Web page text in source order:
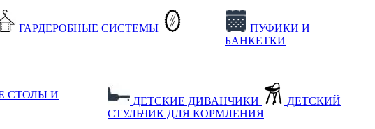
ГАРДЕРОБНЫЕ СИСТЕМЫ
ПУФИКИ И
БАНКЕТКИ
СТОЛЫ И
ДЕТСКИЕ ДИВАНЧИКИ
ДЕТСКИЙ
СТУЛЬЧИК ДЛЯ КОРМЛЕНИЯ